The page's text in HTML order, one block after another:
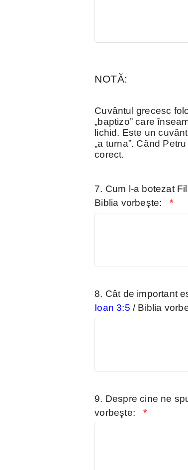
NOTĂ:
Cuvântul grecesc
„baptizo” care
lichid. Este un
„a turna”. Când
corect.
7. Cum l-a botezat
Biblia vorbeşte:*
8. Cât de important
Ioan 3:5 / Biblia
9. Despre cine ne
vorbeşte: *